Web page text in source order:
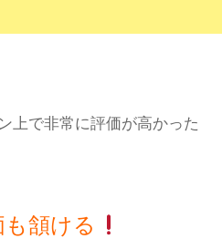
上で非常に評価が高かった
頷ける